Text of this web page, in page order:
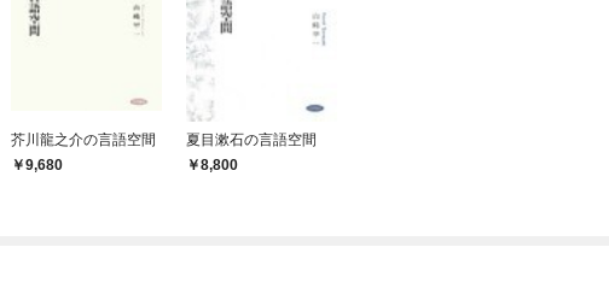
芥川龍之介の言語空間
9,680
夏目漱石の言語空間
8,800